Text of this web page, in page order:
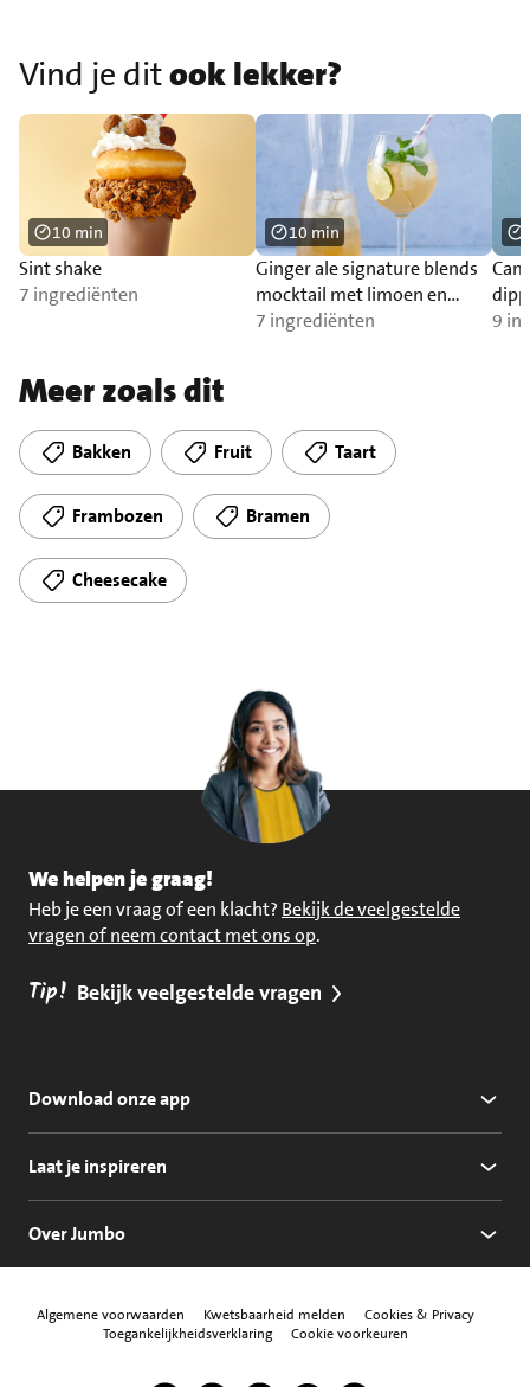
Vind je ditook lekker?
Sint shake
7 ingrediënten
10 min
Ginger ale signature blends
mocktail met limoen en
munt
7 ingrediënten
10 min
9
Meer zoals dit
Bakken Fruit Taart
Frambozen Bramen
Cheesecake
We helpen je graag!
Heb je een vraag of een klacht? Bekijk de veelgestelde
vragen of neem contact met ons op.
Tip! Bekijk veelgestelde vragen
Download onze app
Laat je inspireren
Over Jumbo
Algemene voorwaarden Kwetsbaarheid melden
Cookies & Privacy
Toegankelijkheidsverklaring
Cookie voorkeuren